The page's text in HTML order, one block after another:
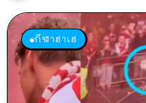
กีฬาฮาเฮ